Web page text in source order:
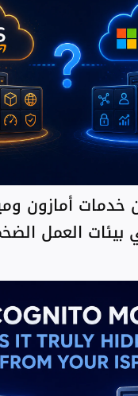
خدمات أمازون
بيئات العمل